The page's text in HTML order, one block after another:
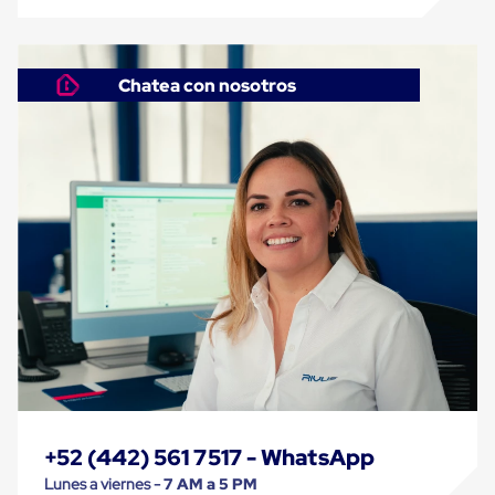
Cinta
Fleje
Plástico
(Polipropileno)
Plástico
PET
(Polyester)
Sellos
para
Fleje
Bolsas
de
aire
Bolsas
Aire
Papel
Chatea con nosotros
+52 (442) 561 7517 - WhatsApp
Lunes a viernes -7 AM a 5 PM